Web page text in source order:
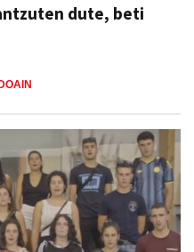
dute, beti